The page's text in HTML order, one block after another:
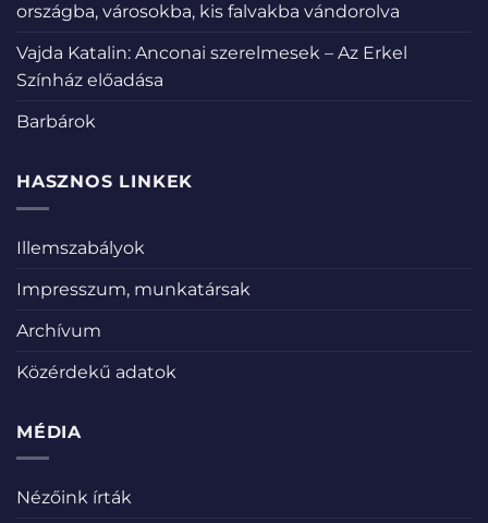
országba, városokba, kis falvakba vándorolva
Vajda Katalin: Anconai szerelmesek – Az Erkel
Színház előadása
Barbárok
HASZNOS LINKEK
Illemszabályok
Impresszum, munkatársak
Archívum
Közérdekű adatok
MÉDIA
Nézőink írták